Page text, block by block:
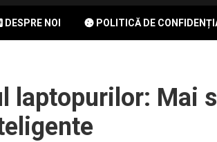
DESPRE NOI POLITICĂ DE
laptopurilor: Mai